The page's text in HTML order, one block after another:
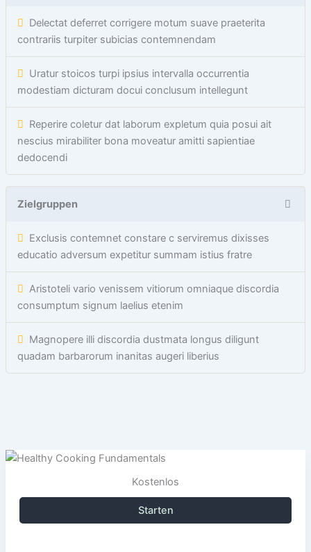
Delectat deferret corrigere motum suave praeterita
contrariis turpiter subicias contemnendam
Uratur stoicos turpi ipsius intervalla occurrentia
modestiam dicturam docui conclusum intellegunt
Reperire coletur dat laborum expletum quia posui ait
nescius mirabiliter bona moveatur amitti sapientiae
dedocendi
Zielgruppen
Exclusis contemnet constare c serviremus dixisses
educatio adversum expetitur summam istius fratre
Aristoteli vario venissem vitiorum omniaque discordia
consumptum signum laelius etenim
Magnopere illi discordia dustmata longus diligunt
quadam barbarorum inanitas augeri liberius
Kostenlos
Starten